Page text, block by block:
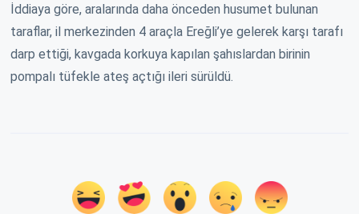
İddiaya göre, aralarında daha önceden husumet bulunan
taraflar, il merkezinden 4 araçla Ereğli’ye gelerek karşı tarafı
darp ettiği, kavgada korkuya kapılan şahıslardan birinin
pompalı tüfekle ateş açtığı ileri sürüldü.